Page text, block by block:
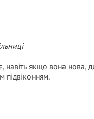
навіть якщо вона нова,
підвіконням.